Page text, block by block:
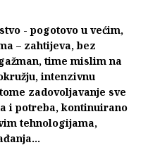
- pogotovo u većim,
– zahtijeva, bez
time mislim na
intenzivnu
zadovoljavanje sve
i potreba, kontinuirano
tehnologijama,